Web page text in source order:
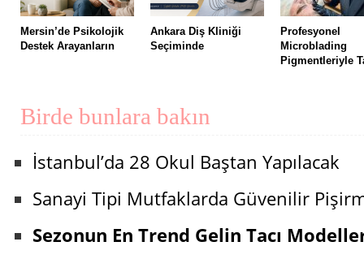
Mersin’de Psikolojik
Destek Arayanların
Ankara Diş Kliniği
Seçiminde
Profesyonel
Microblading
Pigmentleriyle
Birde bunlara bakın
İstanbul’da 28 Okul Baştan Yapılacak
Sanayi Tipi Mutfaklarda Güvenilir
Sezonun En Trend Gelin Tacı